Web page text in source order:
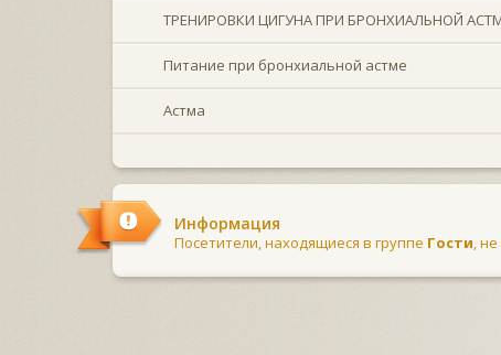
ТРЕНИРОВКИ ЦИГУНА ПРИ БРОНХИАЛЬНОЙ
Питание при бронхиальной астме
Астма
Информация
Посетители, находящиеся в группе Гости,